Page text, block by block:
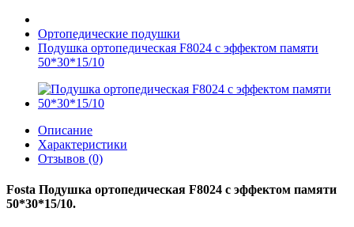
Ортопедические подушки
Подушка ортопедическая F8024 c эффектом памяти
50*30*15/10
Описание
Характеристики
Отзывов (0)
Fosta Подушка ортопедическая F8024 c эффектом памяти
50*30*15/10.